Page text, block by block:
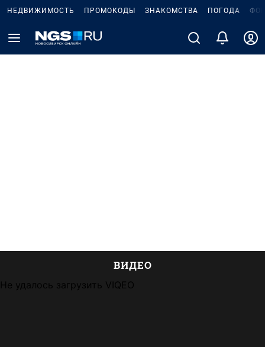
НЕДВИЖИМОСТЬ ПРОМОКОДЫ ЗНАКОМСТВА ПОГОДА
ВИДЕО
Не удалось загрузить VIQEO